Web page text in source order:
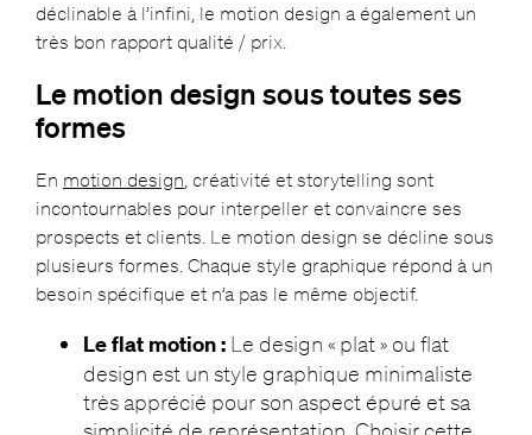
déclinable à l’infini, le motion design a également un
très bon rapport qualité / prix.
Le motion design sous toutes ses
formes
En motion design , créativité et storytelling sont
incontournables pour interpeller et convaincre ses
prospects et clients. Le motion design se décline sous
plusieurs formes. Chaque style graphique répond à un
besoin spécifique et n’a pas le même objectif.
Le flat motion :Le design « plat » ou flat
design est un style graphique minimaliste
très apprécié pour son aspect épuré et sa